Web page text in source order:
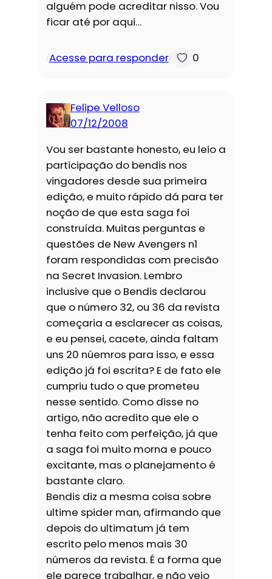
alguém pode acreditar nisso. Vou
ficar até por aqui…
/Acesse para responder/ 0
Felipe Velloso
07/12/2008
Vou ser bastante honesto, eu leio a
participação do bendis nos
vingadores desde sua primeira
edição, e muito rápido dá para ter
noção de que esta saga foi
construída. Muitas perguntas e
questões de New Avengers n1
foram respondidas com precisão
na Secret Invasion. Lembro
inclusive que o Bendis declarou
que o número 32, ou 36 da revista
começaria a esclarecer as coisas,
e eu pensei, cacete, ainda faltam
uns 20 núemros para isso, e essa
edição já foi escrita? E de fato ele
cumpriu tudo o que prometeu
nesse sentido. Como disse no
artigo, não acredito que ele o
tenha feito com perfeição, já que
a saga foi muito morna e pouco
excitante, mas o planejamento é
bastante claro.
Bendis diz a mesma coisa sobre
ultime spider man, afirmando que
depois do ultimatum já tem
escrito pelo menos mais 30
números da revista. É a forma que
ele parece trabalhar, e não vejo